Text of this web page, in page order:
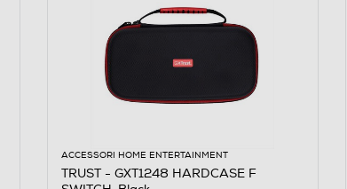
ACCESSORI HOME ENTERTAINMENT
TRUST - GXT1248 HARDCASE F